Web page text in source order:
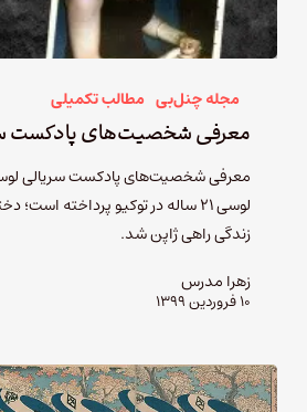
مجله چنل‌بی مطالب تکمیلی
معرفی شخصیت‌های پادکست
معرفی شخصیت‌های پادکست سریالی
لوسی ۲۱ ساله در توکیو پرداخته‌
زندگی راهی ژاپن شد.
زهرا مدرس
۱۰ فروردین ۱۳۹۹